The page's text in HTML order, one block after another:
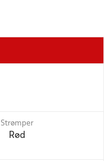
Strømper
Rød